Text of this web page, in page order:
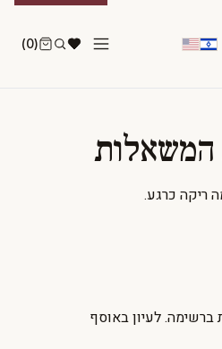
(0)
ריקה כרגע.
ברשימה.לעיון באוסף